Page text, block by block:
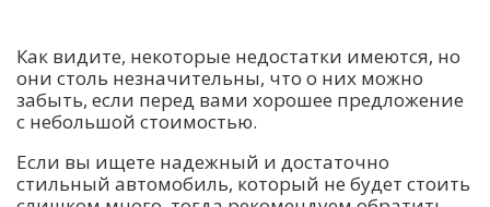
Как видите, некоторые недостатки имеются, но
они столь незначительны, что о них можно
забыть, если перед вами хорошее предложение
с небольшой стоимостью.
Если вы ищете надежный и достаточно
стильный автомобиль, который не будет стоить